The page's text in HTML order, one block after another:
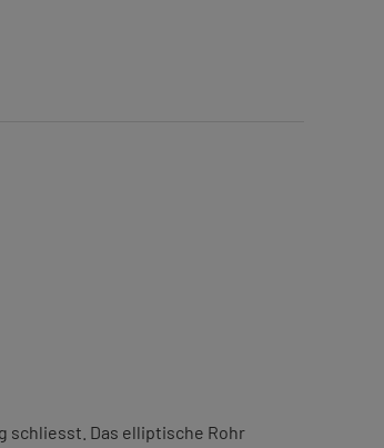
schliesst. Das elliptische Rohr